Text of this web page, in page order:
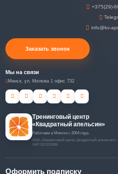
Тренинговый центр
«Квадратный апельсин»
Работаем в Минске с 2004 года.
ООО «Тренинговый центр „Квадратный апельсин“»
УНП 191320084
+375(29)-
info@kv-
Заказать звонок
Мы на связи
Минск, ул. Мележа 1 офис 732
Оформить подписку